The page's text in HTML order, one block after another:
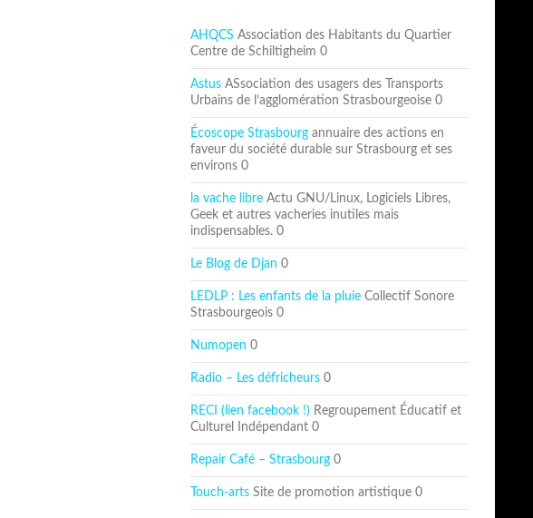
AHQCS Association des Habitants du Quartier
Centre de Schiltigheim 0
Astus ASsociation des usagers des Transports
Urbains de l’agglomération Strasbourgeoise 0
Écoscope Strasbourg annuaire des actions en
faveur du société durable sur Strasbourg et ses
environs 0
la vache libre Actu GNU/Linux, Logiciels Libres,
Geek et autres vacheries inutiles mais
indispensables. 0
Le Blog de Djan 0
LEDLP : Les enfants de la pluie Collectif Sonore
Strasbourgeois 0
Numopen 0
Radio – Les défricheurs 0
RECI (lien facebook !) Regroupement Éducatif et
Culturel Indépendant 0
Repair Café – Strasbourg 0
Touch-arts Site de promotion artistique 0